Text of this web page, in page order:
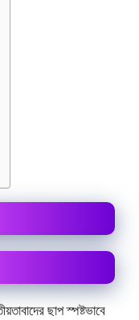
ছাপ স্পষ্টভাবে